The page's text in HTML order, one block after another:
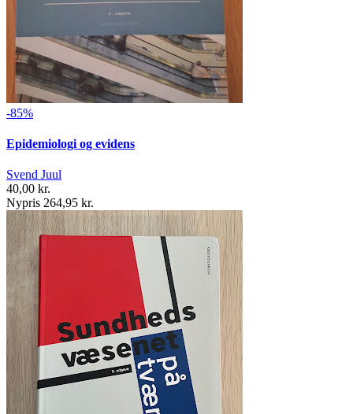
-85%
Epidemiologi og evidens
Svend Juul
40,00 kr.
Nypris 264,95 kr.